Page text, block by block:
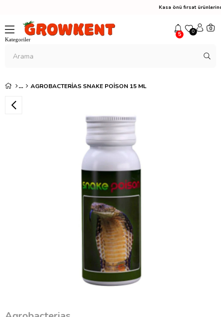
Kasa önü fırsat
5 0 0
AGROBACTERIAS SNAKE POISON 15 ML